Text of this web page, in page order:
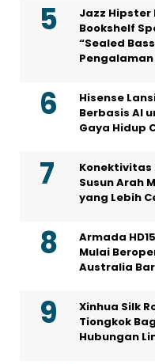
Jazz Hipster
Bookshelf
“Sealed
Hisense
Berbasis AI
Gaya Hidup
Konektivitas
Susun Arah
yang Lebih
Armada
Mulai
Australia
Xinhua Silk
Tiongkok
Hubungan